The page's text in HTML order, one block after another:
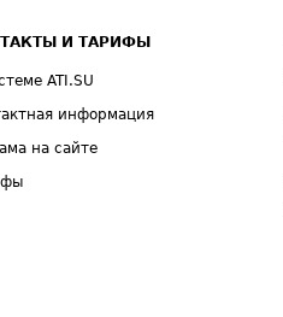
И ТАРИФЫ
ATI.SU
информация
на сайте